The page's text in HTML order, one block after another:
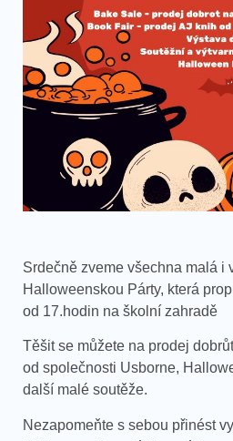
Srdečně zveme všechna malá i
Halloweenskou Párty, která
od 17.hodin na školní zahradě
Těšit se můžete na prodej
od společnosti Usborne,
další malé soutěže.
Nezapomeňte s sebou přinést